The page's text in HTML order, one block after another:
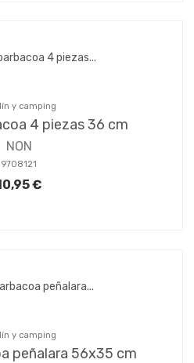
y camping
4 piezas 36 cm
NON
9708121
€
y camping
peñalara 56x35 cm